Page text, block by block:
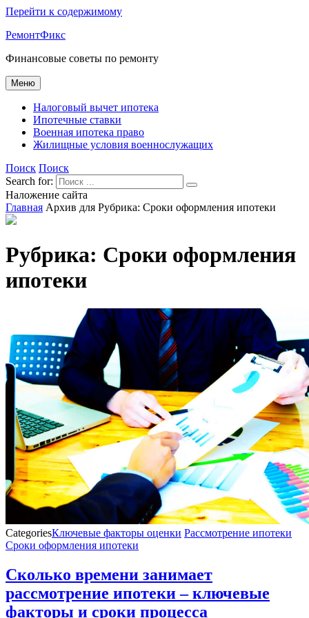
Перейти к содержимому
РемонтФикс
Финансовые советы по ремонту
Меню
Налоговый вычет ипотека
Ипотечные ставки
Военная ипотека право
Жилищные условия военнослужащих
Поиск Поиск
Search for:
Наложение сайта
Главная Архив для Рубрика: Сроки оформления ипотеки
Рубрика: Сроки оформления
ипотеки
CategoriesКлючевые факторы оценки Рассмотрение ипотеки
Сроки оформления ипотеки
Сколько времени занимает
рассмотрение ипотеки – ключевые
факторы и сроки процесса